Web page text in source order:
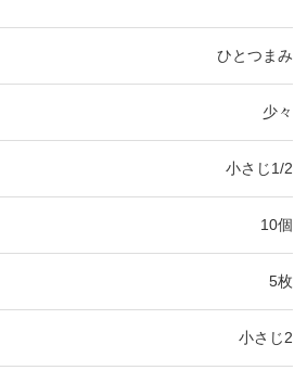
ひとつまみ
少々
小さじ1/2
10個
5枚
小さじ2